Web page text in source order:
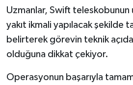
Uzmanlar, Swift teleskobunun
yakıt ikmali yapılacak şekilde
belirterek görevin teknik
olduğuna dikkat çekiyor.
Operasyonun başarıyla